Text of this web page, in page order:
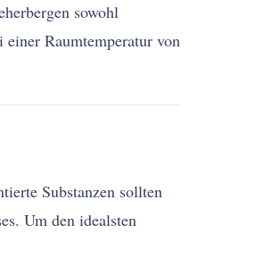
sowohl
Raumtemperatur von
Substanzen sollten
Um den idealsten